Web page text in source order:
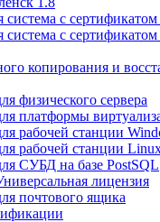
система с
система с
копирования и
физического сервера
платформы
рабочей станции
рабочей станции
СУБД на базе PostSQL
лицензия
почтового ящика